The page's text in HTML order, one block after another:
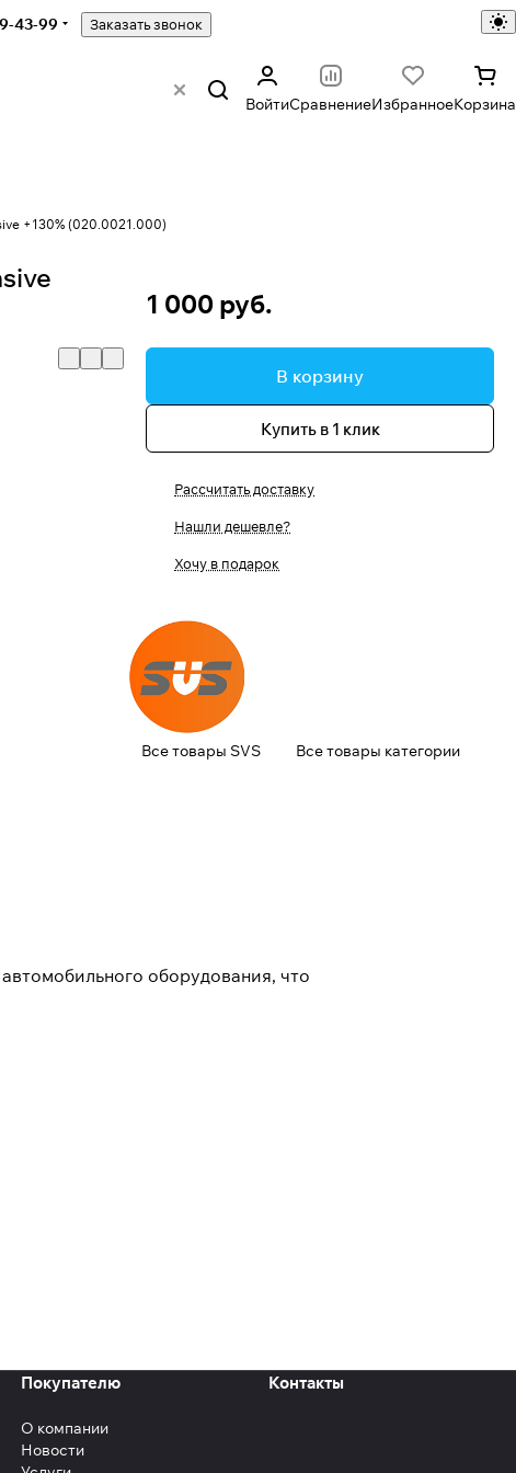
43-99 Заказать звонок
ВойтиСравнениеИзбранноеКорзина
+130% (020.0021.000)
1 000 руб.
В корзину
Купить в 1 клик
Рассчитать доставку
Нашли дешевле?
Хочу в подарок
Все товары SVS Все товары категории
оборудования, что
Покупателю
О компании
Новости
Контакты